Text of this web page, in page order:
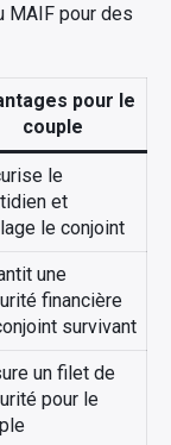
MAIF pour des
pour le
couple
le
et
le conjoint
une
financière
survivant
un filet de
pour le